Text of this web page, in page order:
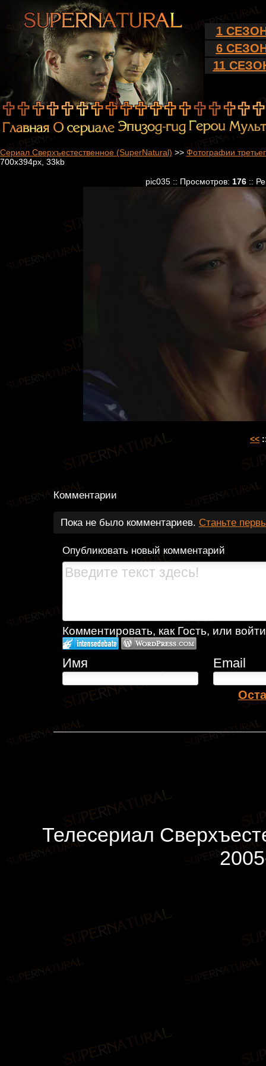
1
6
11
Сериал Сверхъестественное (SuperNatural) >> Фотографии
700x394px, 33kb
pic035 :: Просмотров: 176::
<<
Комментарии
Пока не было комментариев. Станьте
Опубликовать новый комментарий
Комментировать, как Гость, или
Имя Email
Телесериал